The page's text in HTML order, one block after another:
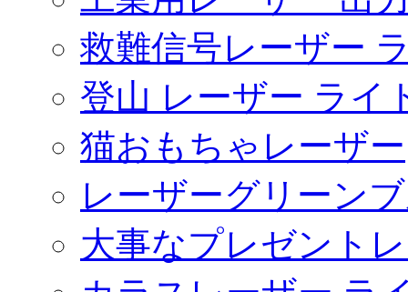
救難信号レーザー
登山 レーザー ライ
猫おもちゃレーザー
レーザーグリーン
大事なプレゼント